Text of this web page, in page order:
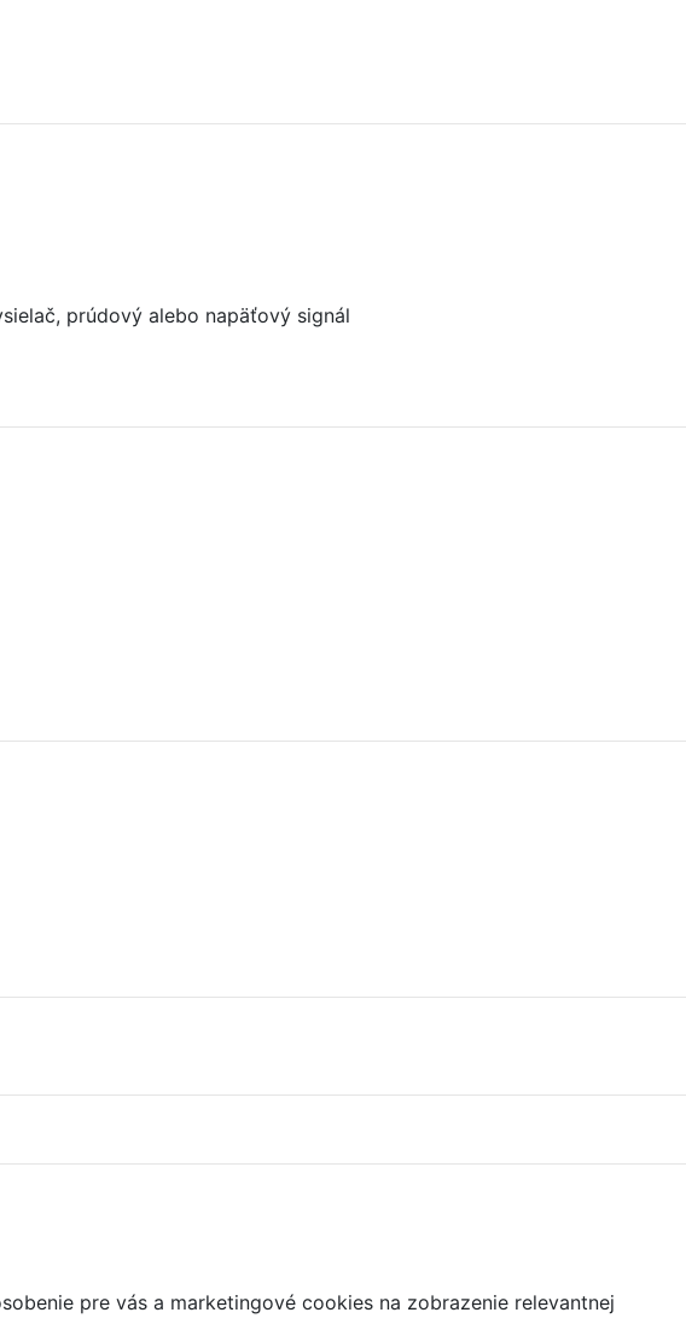
prúdový alebo napäťový signál
pre vás a marketingové cookies na zobrazenie relevantnej